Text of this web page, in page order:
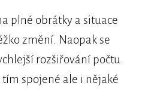
plné obrátky a situace
změní. Naopak se
rozšiřování počtu
spojené ale i nějaké